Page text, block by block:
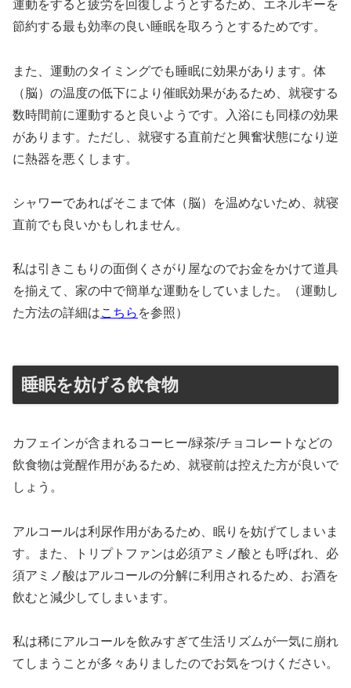
運動をすると疲労を回復しようとするため、エネルギーを
節約する最も効率の良い睡眠を取ろうとするためです。
また、運動のタイミングでも睡眠に効果があります。体
（脳）の温度の低下により催眠効果があるため、就寝する
数時間前に運動すると良いようです。入浴にも同様の効果
があります。ただし、就寝する直前だと興奮状態になり逆
に熱器を悪くします。
シャワーであればそこまで体（脳）を温めないため、就寝
直前でも良いかもしれません。
私は引きこもりの面倒くさがり屋なのでお金をかけて道具
を揃えて、家の中で簡単な運動をしていました。（運動し
た方法の詳細はこちら を参照）
睡眠を妨げる飲食物
カフェインが含まれるコーヒー/緑茶/チョコレートなどの
飲食物は覚醒作用があるため、就寝前は控えた方が良いで
しょう。
アルコールは利尿作用があるため、眠りを妨げてしまいま
す。また、トリプトファンは必須アミノ酸とも呼ばれ、必
須アミノ酸はアルコールの分解に利用されるため、お酒を
飲むと減少してしまいます。
私は稀にアルコールを飲みすぎて生活リズムが一気に崩れ
てしまうことが多々ありましたのでお気をつけください。